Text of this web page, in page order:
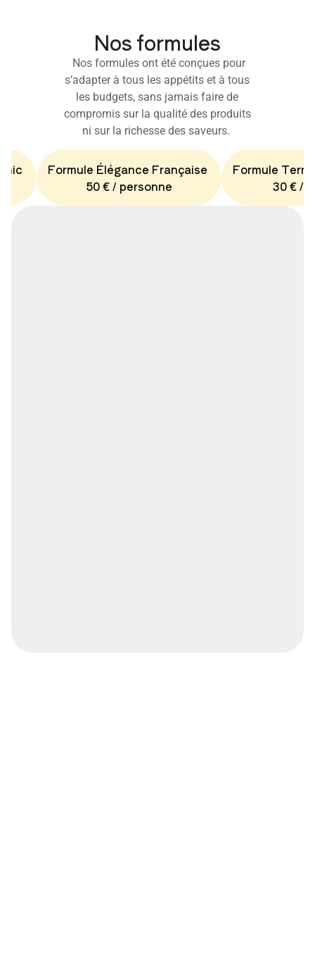
Nos formules
Nos formules ont été conçues pour
s’adapter à tous les appétits et à tous
les budgets, sans jamais faire de
compromis sur la qualité des produits
ni sur la richesse des saveurs.
Formule Élégance Française
50 € / personne
Formule
30 € /